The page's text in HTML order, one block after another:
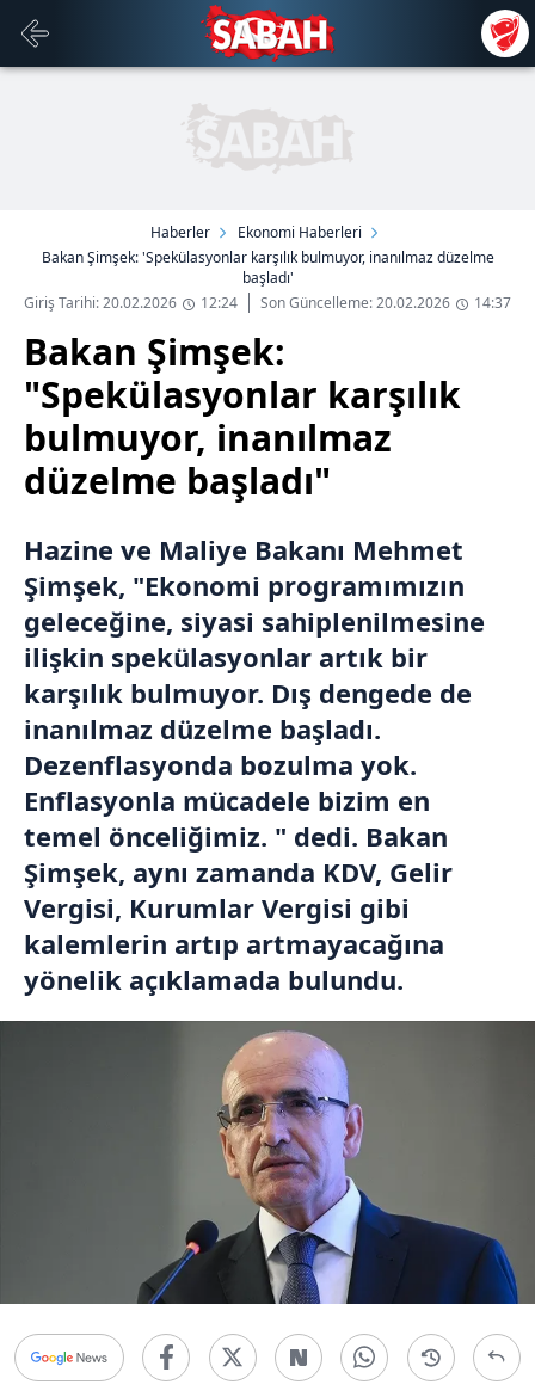
Haberler
Ekonomi Haberleri
Bakan Şimşek: 'Spekülasyonlar karşılık bulmuyor, inanılmaz düzelme
başladı'
Giriş Tarihi: 20.02.2026
12:24 Son Güncelleme: 20.02.2026 14:37
Bakan Şimşek:
"Spekülasyonlar karşılık
bulmuyor, inanılmaz
düzelme başladı"
Hazine ve Maliye Bakanı Mehmet
Şimşek, "Ekonomi programımızın
geleceğine, siyasi sahiplenilmesine
ilişkin spekülasyonlar artık bir
karşılık bulmuyor. Dış dengede de
inanılmaz düzelme başladı.
Dezenflasyonda bozulma yok.
Enflasyonla mücadele bizim en
temel önceliğimiz. " dedi. Bakan
Şimşek, aynı zamanda KDV, Gelir
Vergisi, Kurumlar Vergisi gibi
kalemlerin artıp artmayacağına
yönelik açıklamada bulundu.